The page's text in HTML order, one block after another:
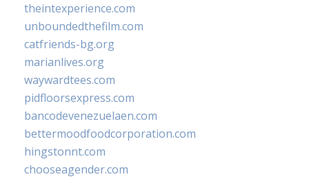
theintexperience.com
unboundedthefilm.com
catfriends-bg.org
marianlives.org
waywardtees.com
pidfloorsexpress.com
bancodevenezuelaen.com
bettermoodfoodcorporation.com
hingstonnt.com
chooseagender.com